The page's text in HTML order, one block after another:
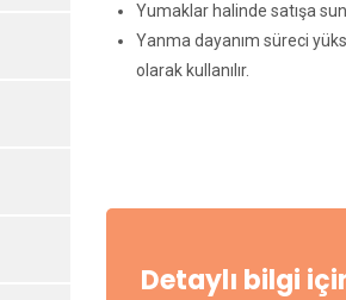
Yumaklar halinde satışa
Yanma dayanım süreci
olarak kullanılır.
Detaylı bilgi